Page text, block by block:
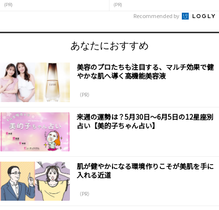
(PR) (PR)
Recommended by
あなたにおすすめ
美容のプロたちも注目する、マルチ効果で健
やかな肌へ導く高機能美容液
（PR）
来週の運勢は？5月30日～6月5日の12星座別
占い【美的子ちゃん占い】
肌が健やかになる環境作りこそが美肌を手に
入れる近道
（PR）